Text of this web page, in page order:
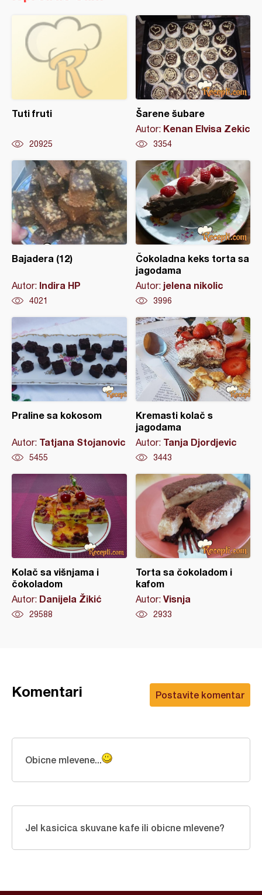
Tuti fruti
20925
Šarene šubare
Autor: Kenan Elvisa Zekic
3354
Bajadera (12)
Autor: Indira HP
4021
Čokoladna keks torta sa
jagodama
Autor: jelena nikolic
3996
Praline sa kokosom
Autor: Tatjana Stojanovic
5455
Kremasti kolač s
jagodama
Autor: Tanja Djordjevic
3443
Kolač sa višnjama i
čokoladom
Autor: Danijela Žikić
29588
Torta sa čokoladom i
kafom
Autor: Visnja
2933
Postavite komentar
Komentari
Obicne mlevene...
Jel kasicica skuvane kafe ili obicne mlevene?